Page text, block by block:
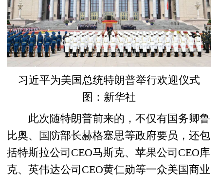
习近平为美国总统特朗普举行欢迎仪式
图：新华社
此次随特朗普前来的，不仅有国务卿鲁
比奥、国防部长赫格塞思等政府要员，还包
括特斯拉公司CEO马斯克、苹果公司CEO库
克、英伟达公司CEO黄仁勋等一众美国商业